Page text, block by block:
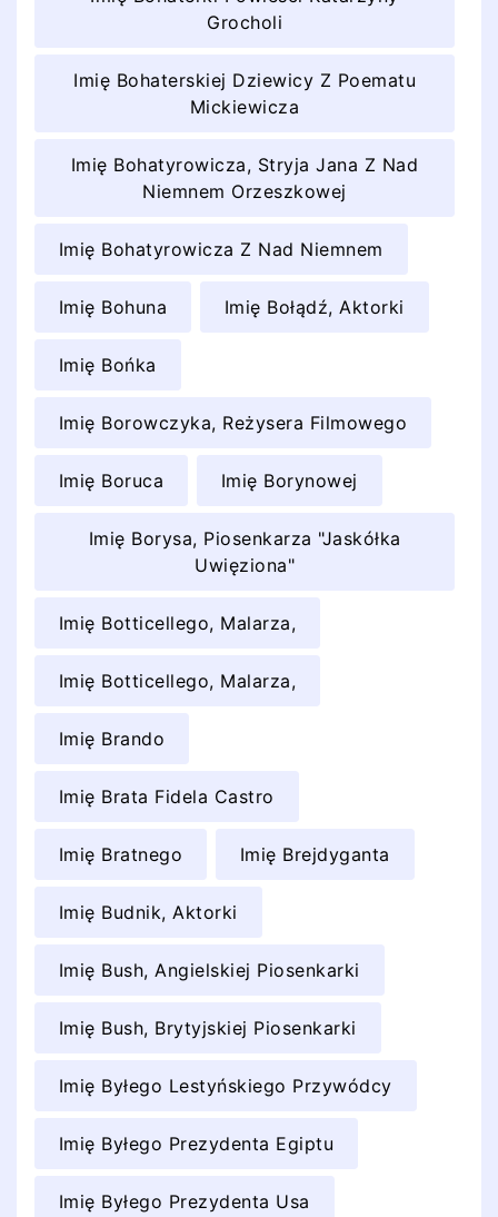
Grocholi
Imię Bohaterskiej Dziewicy Z Poematu
Mickiewicza
Imię Bohatyrowicza, Stryja Jana Z Nad
Niemnem Orzeszkowej
Imię Bohatyrowicza Z Nad Niemnem
Imię Bohuna Imię Bołądź, Aktorki
Imię Bońka
Imię Borowczyka, Reżysera Filmowego
Imię Boruca Imię Borynowej
Imię Borysa, Piosenkarza "Jaskółka
Uwięziona"
Imię Botticellego, Malarza,
Imię Botticellego, Malarza,
Imię Brando
Imię Brata Fidela Castro
Imię Bratnego Imię Brejdyganta
Imię Budnik, Aktorki
Imię Bush, Angielskiej Piosenkarki
Imię Bush, Brytyjskiej Piosenkarki
Imię Byłego Lestyńskiego Przywódcy
Imię Byłego Prezydenta Egiptu
Imię Byłego Prezydenta Usa